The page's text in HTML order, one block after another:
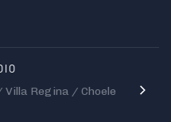
Regina / Choele